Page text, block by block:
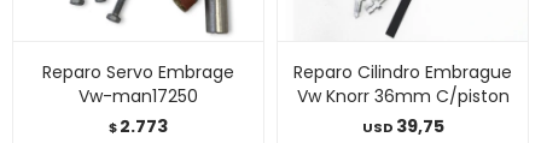
Reparo Servo Embrage
Vw-man17250
$2.773
Reparo Cilindro Embrague
Vw Knorr 36mm C/piston
USD 39,75